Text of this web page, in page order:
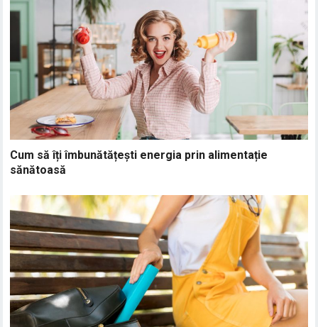
Cum să îți îmbunătățești energia prin alimentație
sănătoasă